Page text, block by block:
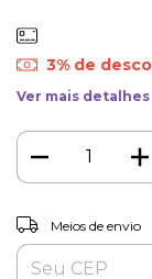
3% de
Ver mais detalhes
Entregas para o CEP:
Meios de envio